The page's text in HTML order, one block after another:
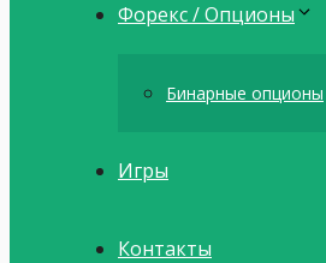
Форекс / Опционы
Бинарные опционы
Игры
Контакты